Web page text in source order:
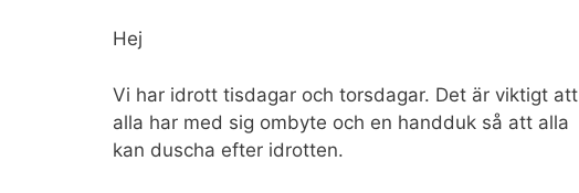
Hej
Vi har idrott tisdagar och torsdagar. Det är viktigt att
alla har med sig ombyte och en handduk så att alla
kan duscha efter idrotten.